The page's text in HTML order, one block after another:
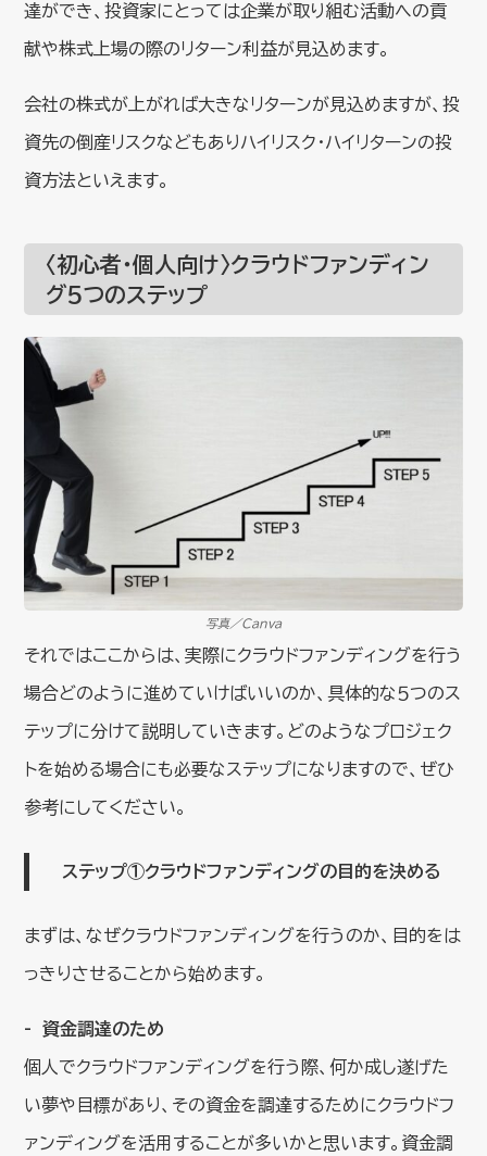
達ができ、投資家にとっては企業が取り組む活動への貢
献や株式上場の際のリターン利益が見込めます。
会社の株式が上がれば大きなリターンが見込めますが、投
資先の倒産リスクなどもありハイリスク・ハイリターンの投
資方法といえます。
〈初心者・個人向け〉クラウドファンディン
グ5つのステップ
写真／Canva
それではここからは、実際にクラウドファンディングを行う
場合どのように進めていけばいいのか、具体的な５つのス
テップに分けて説明していきます。どのようなプロジェク
トを始める場合にも必要なステップになりますので、ぜひ
参考にしてください。
ステップ①クラウドファンディングの目的を決める
まずは、なぜクラウドファンディングを行うのか、目的をは
っきりさせることから始めます。
資金調達のため
個人でクラウドファンディングを行う際、何か成し遂げた
い夢や目標があり、その資金を調達するためにクラウドフ
ァンディングを活用することが多いかと思います。資金調